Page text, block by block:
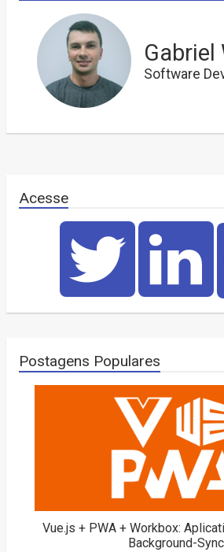
Gabriel
Software
Acesse
Postagens Populares
Vue.js + PWA + Workbox:
Background-Sync